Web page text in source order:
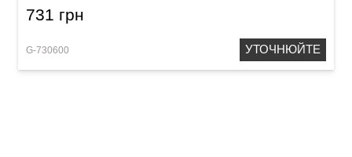
731 грн
G-730600 УТОЧНЮЙТЕ